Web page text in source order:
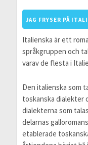
JAG FRYSER PÅ
Italienska är ett
språkgruppen och
varav de flesta i
Den italienska som
toskanska dialekter
dialekterna som
delarnas
etablerade